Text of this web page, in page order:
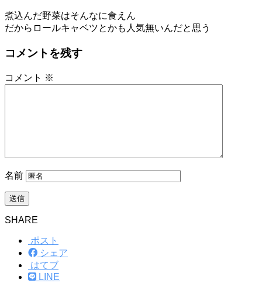
煮込んだ野菜はそんなに食えん
だからロールキャベツとかも人気無いんだと思う
コメントを残す
コメント ※
名前
SHARE
ポスト
シェア
はてブ
LINE